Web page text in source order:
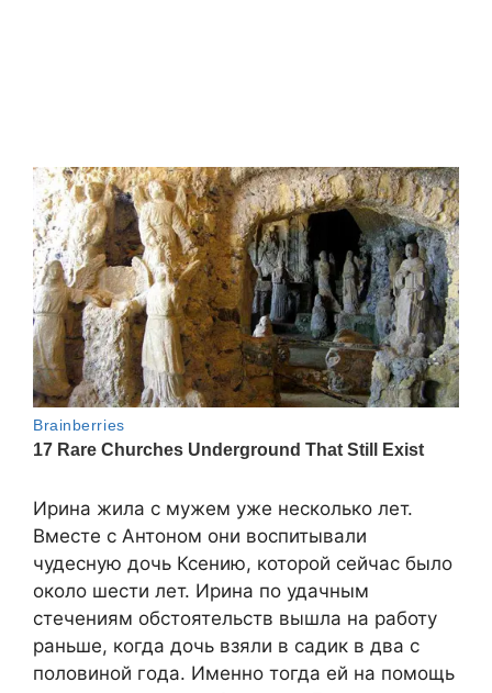
Ирина жила с мужем уже несколько лет.
Вместе с Антоном они воспитывали
чудесную дочь Ксению, которой сейчас было
около шести лет. Ирина по удачным
стечениям обстоятельств вышла на работу
раньше, когда дочь взяли в садик в два с
половиной года. Именно тогда ей на помощь